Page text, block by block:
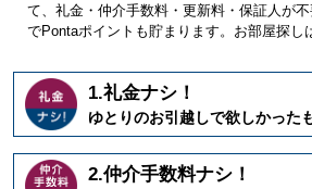
て、礼金・仲介手数料・更新料・保証人が
でPontaポイントも貯まります。お部屋探し
1.礼金ナシ！
ゆとりのお引越しで欲しかった
2.仲介手数料ナシ！